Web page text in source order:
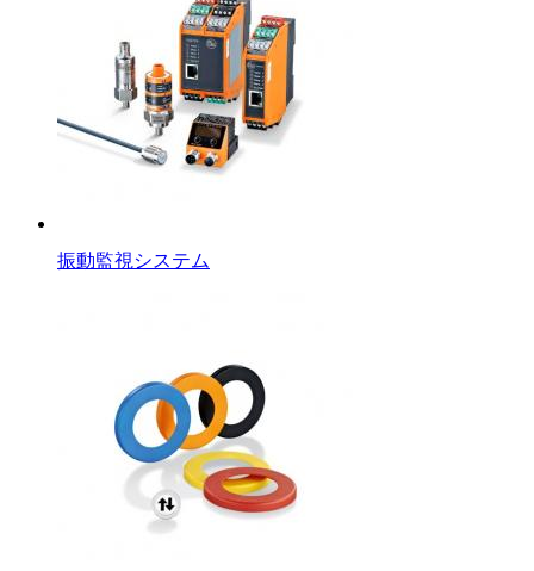
振動監視システム